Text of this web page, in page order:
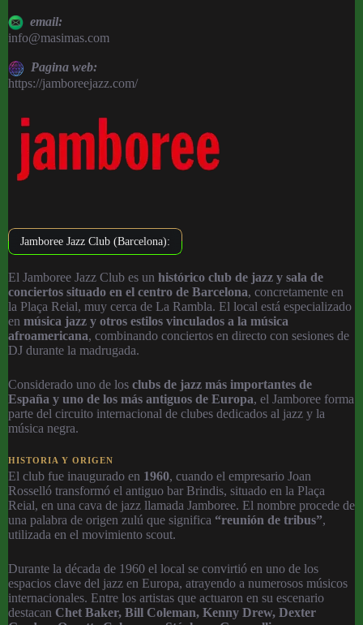
email:
info@masimas.com
Pagina web:
https://jamboreejazz.com/
Jamboree Jazz Club (Barcelona):
El Jamboree Jazz Club es un histórico club de jazz y sala de
conciertos situado en el centro de Barcelona, concretamente en
la Plaça Reial, muy cerca de La Rambla. El local está especializado
en música jazz y otros estilos vinculados a la música
afroamericana, combinando conciertos en directo con sesiones de
DJ durante la madrugada.
Considerado uno de los clubs de jazz más importantes de
España y uno de los más antiguos de Europa, el Jamboree forma
parte del circuito internacional de clubes dedicados al jazz y la
música negra.
HISTORIA Y ORIGEN
El club fue inaugurado en 1960, cuando el empresario Joan
Rosselló transformó el antiguo bar Brindis, situado en la Plaça
Reial, en una cava de jazz llamada Jamboree. El nombre procede de
una palabra de origen zulú que significa “reunión de tribus”,
utilizada en el movimiento scout.
Durante la década de 1960 el local se convirtió en uno de los
espacios clave del jazz en Europa, atrayendo a numerosos músicos
internacionales. Entre los artistas que actuaron en su escenario
destacan Chet Baker, Bill Coleman, Kenny Drew, Dexter